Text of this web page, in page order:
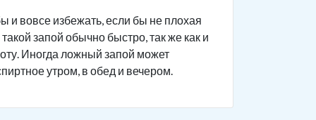
и вовсе избежать, если бы не плохая
запой обычно быстро, так же как и
Иногда ложный запой может
утром, в обед и вечером.